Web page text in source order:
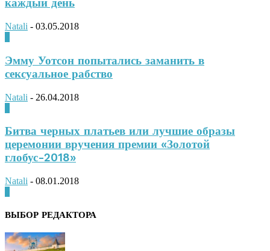
каждый день
Natali - 03.05.2018
Эмму Уотсон попытались заманить в
сексуальное рабство
Natali - 26.04.2018
Битва черных платьев или лучшие образы
церемонии вручения премии «Золотой
глобус-2018»
Natali - 08.01.2018
ВЫБОР РЕДАКТОРА